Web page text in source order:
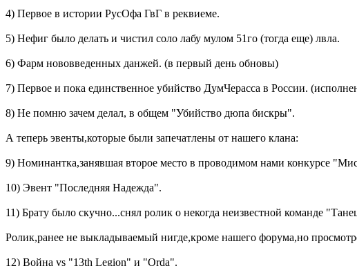
4) Первое в истории РусОфа ГвГ в реквиеме.
5) Нефиг было делать и чистил соло лабу мулом 51го (тогда еще) лвла.
6) Фарм нововведенных данжей. (в первый день обновы)
7) Первое и пока единственное убийство ДумЧерасса в России.
8) Не помню зачем делал, в общем "Убийство дюпа бискры".
А теперь эвенты,которые были запечатлены от нашего клана:
9) Номинантка,занявшая второе место в проводимом нами конкурсе
10) Эвент "Последняя Надежда".
11) Брату было скучно...снял ролик о некогда неизвестной команде
Ролик,ранее не выкладываемый нигде,кроме нашего форума,но
12) Война vs "13th Legion" и "Orda".